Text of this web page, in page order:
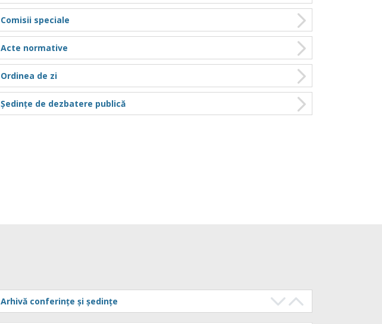
Comisii speciale
Acte normative
Ordinea de zi
Ședințe de dezbatere publică
Arhivă conferințe și ședințe
CGMB
publice și salubritate din cadrul CGMB[...]
2026-07-28_16.30 Ședința Comisiei juridică
și de disciplină din cadrul CGMB
2026-07-28_16.30 Ședința Comisiei juridică și de
disciplină din cadrul CGMB[...]
disciplină din cadrul CGMB[...]
Jul 28, 2026